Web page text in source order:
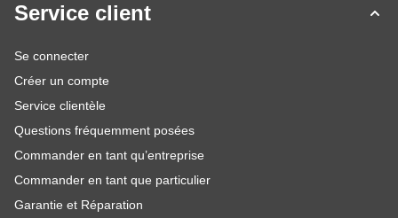
Service client
Se connecter
Créer un compte
Service clientèle
Questions fréquemment posées
Commander en tant qu’entreprise
Commander en tant que particulier
Garantie et Réparation